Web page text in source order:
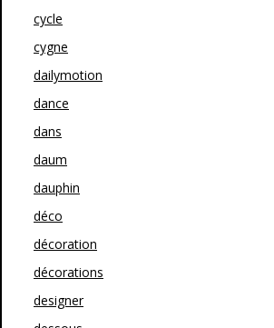
cycle
cygne
dailymotion
dance
dans
daum
dauphin
déco
décoration
décorations
designer